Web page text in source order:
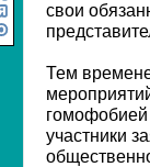
свои
Тем
гомофобией
участники